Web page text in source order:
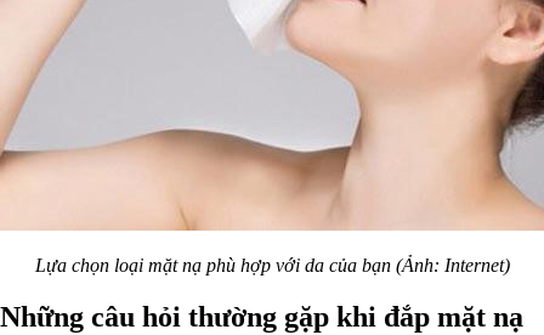
Lựa chọn loại mặt nạ phù hợp với da của bạn (Ảnh: Internet)
Những câu hỏi thường gặp khi đắp mặt nạ